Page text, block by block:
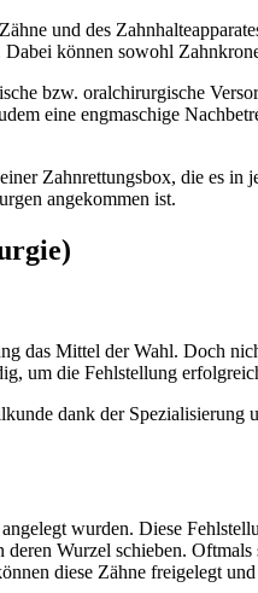
und des
können sowohl
bzw. oralchirurgische
eine engmaschige
Zahnrettungsbox, die es in
angekommen ist.
das Mittel der Wahl. Doch
um die Fehlstellung
dank der
wurden. Diese
Wurzel schieben.
diese Zähne freigelegt